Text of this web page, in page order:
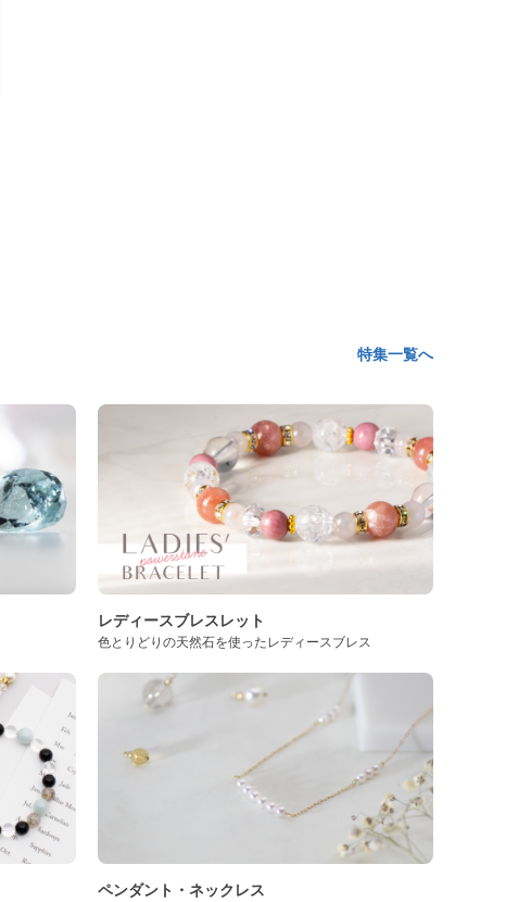
特集一覧へ
レディースブレスレット
色とりどりの天然石を使ったレディースブレス
ペンダント・ネックレス